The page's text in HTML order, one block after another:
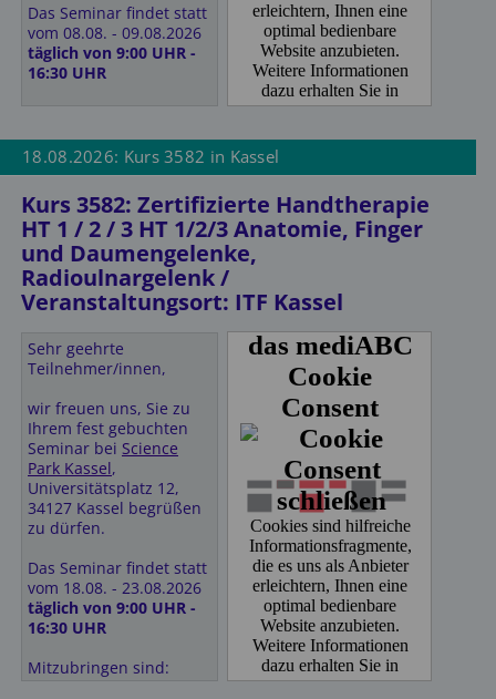
Erzbergerstraße 7
34117 Kassel
Tel: 0561728070
34117 Kassel
Tel. 056191800
B&B HOTEL Kassel-City
Waldauer Fußweg 3
34123 Kassel
Tel. 0561574490
Hessenland Hotel by
Ob. Königsstraße 2
34117 Kassel
Tel. 056122079590
Pension Rückert
Rückertstraße 9
34125 Kassel
Das Seminar findet statt
vom 08.08. - 09.08.2026
täglich von 9:00 UHR -
16:30 UHR
• Schreibutensilien
• Küchen-Handtuch
• wasserfester Folienstift
• Maßband
Freundliche Grüße,
Ihr ITF Team
Hotel Garni zum Gockl
85774 Unterföhring
Tel: 089- 9 58 30-0
http://garnizumgockl.munichbesthotels.com/de/
Hotel Lechnerhof
Eichenweg 4
85774 Unterföhring
Mail:info@hotel-
lechnerhof.de
http://www.hotel-
lechnerhof.de
Comfort Hotel am
18.08.2026: Kurs 3582 in Kassel
Kurs 3582: Zertifizierte Handtherapie
HT 1 / 2 / 3 HT 1/2/3 Anatomie, Finger
und Daumengelenke,
Radioulnargelenk /
Veranstaltungsort: ITF Kassel
Sehr geehrte
Teilnehmer/innen,
wir freuen uns, Sie zu
Ihrem fest gebuchten
Seminar bei Science
Park Kassel,
Universitätsplatz 12,
34127 Kassel begrüßen
zu dürfen.
Das Seminar findet statt
vom 18.08. - 23.08.2026
täglich von 9:00 UHR -
16:30 UHR
Mitzubringen sind: